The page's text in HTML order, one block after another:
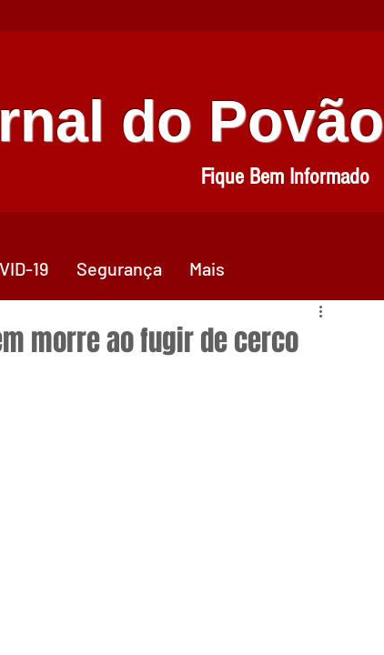
do Povão
Fique Bem Informado
morre ao fugir de cerco
19 Segurança Mais